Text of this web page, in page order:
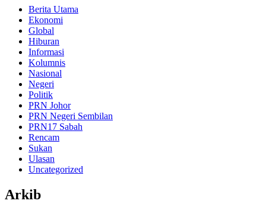
Berita Utama
Ekonomi
Global
Hiburan
Informasi
Kolumnis
Nasional
Negeri
Politik
PRN Johor
PRN Negeri Sembilan
PRN17 Sabah
Rencam
Sukan
Ulasan
Uncategorized
Arkib